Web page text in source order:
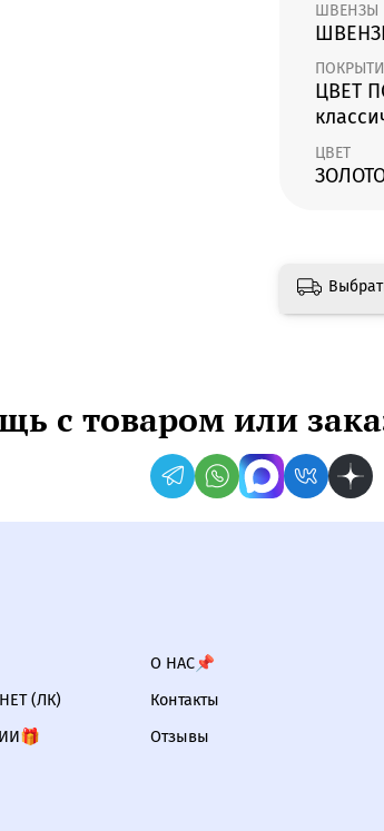
ШВЕНЗЫ
ЦВЕТ
ЦВЕТ
с товаром или
(ЛК)
О НАС📌
Контакты
Отзывы